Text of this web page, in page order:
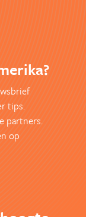
tips.
partners.
op